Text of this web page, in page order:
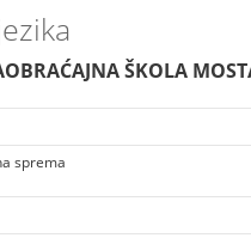
ŠKOLA
sprema